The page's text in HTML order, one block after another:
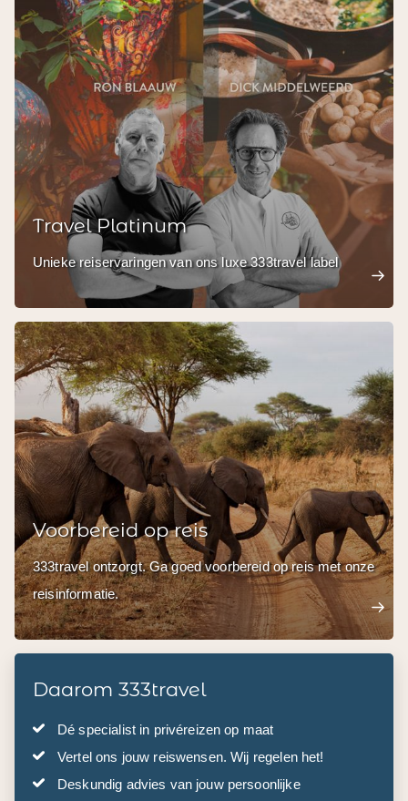
Travel Platinum
Unieke reiservaringen van ons luxe 333travel label
Voorbereid op reis
333travel ontzorgt. Ga goed voorbereid op reis met onze
reisinformatie.
Daarom 333travel
Dé specialist in privéreizen op maat
Vertel ons jouw reiswensen. Wij regelen het!
Deskundig advies van jouw persoonlijke